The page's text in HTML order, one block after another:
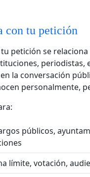
con tu petición
petición se
periodistas,
la conversación
personalmente,
públicos,
límite, votación,